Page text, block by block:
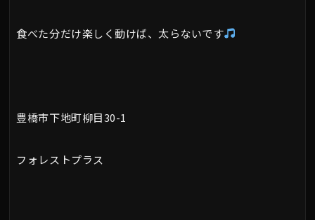
食べた分だけ楽しく動けば、太らないです
豊橋市下地町柳目30-1
フォレストプラス